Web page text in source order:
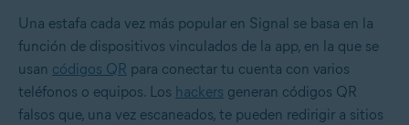
Una estafa cada vez más popular en Signal se basa en la
función de dispositivos vinculados de la app, en la que se
usan códigos QR para conectar tu cuenta con varios
teléfonos o equipos. Los hackers generan códigos QR
falsos que, una vez escaneados, te pueden redirigir a sitios